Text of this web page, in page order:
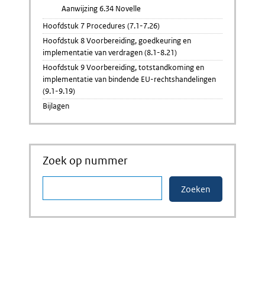
Aanwijzing 6.34 Novelle
Hoofdstuk 7 Procedures (7.1-7.26)
Hoofdstuk 8 Voorbereiding, goedkeuring en
implementatie van verdragen (8.1-8.21)
Hoofdstuk 9 Voorbereiding, totstandkoming en
implementatie van bindende EU-rechtshandelingen
(9.1-9.19)
Bijlagen
Zoek op nummer